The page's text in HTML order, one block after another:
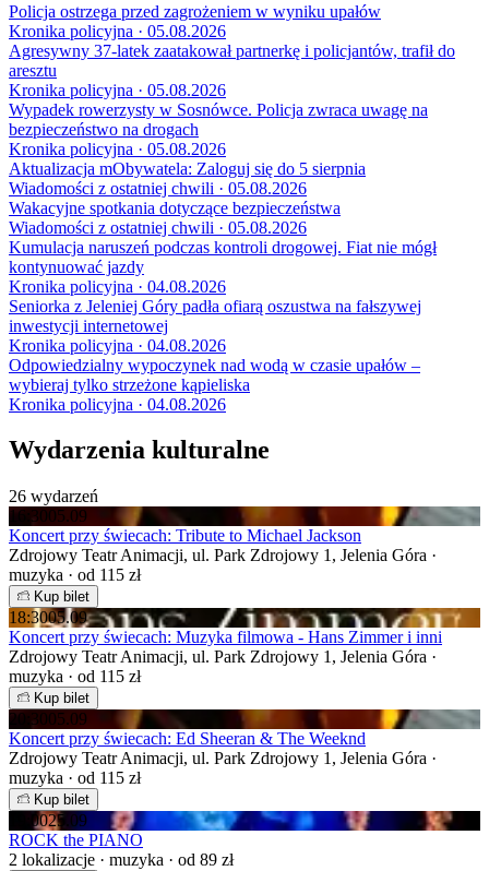
Policja ostrzega przed zagrożeniem w wyniku upałów
Kronika policyjna · 05.08.2026
Agresywny 37-latek zaatakował partnerkę i policjantów, trafił do
aresztu
Kronika policyjna · 05.08.2026
Wypadek rowerzysty w Sosnówce. Policja zwraca uwagę na
bezpieczeństwo na drogach
Kronika policyjna · 05.08.2026
Aktualizacja mObywatela: Zaloguj się do 5 sierpnia
Wiadomości z ostatniej chwili · 05.08.2026
Wakacyjne spotkania dotyczące bezpieczeństwa
Wiadomości z ostatniej chwili · 05.08.2026
Kumulacja naruszeń podczas kontroli drogowej. Fiat nie mógł
kontynuować jazdy
Kronika policyjna · 04.08.2026
Seniorka z Jeleniej Góry padła ofiarą oszustwa na fałszywej
inwestycji internetowej
Kronika policyjna · 04.08.2026
Odpowiedzialny wypoczynek nad wodą w czasie upałów –
wybieraj tylko strzeżone kąpieliska
Kronika policyjna · 04.08.2026
Wydarzenia kulturalne
26 wydarzeń
16:3005.09
Koncert przy świecach: Tribute to Michael Jackson
Zdrojowy Teatr Animacji, ul. Park Zdrojowy 1, Jelenia Góra ·
muzyka · od 115 zł
Kup bilet
18:3005.09
Koncert przy świecach: Muzyka filmowa - Hans Zimmer i inni
Zdrojowy Teatr Animacji, ul. Park Zdrojowy 1, Jelenia Góra ·
muzyka · od 115 zł
Kup bilet
20:3005.09
Koncert przy świecach: Ed Sheeran & The Weeknd
Zdrojowy Teatr Animacji, ul. Park Zdrojowy 1, Jelenia Góra ·
muzyka · od 115 zł
Kup bilet
19:0025.09
ROCK the PIANO
2 lokalizacje · muzyka · od 89 zł